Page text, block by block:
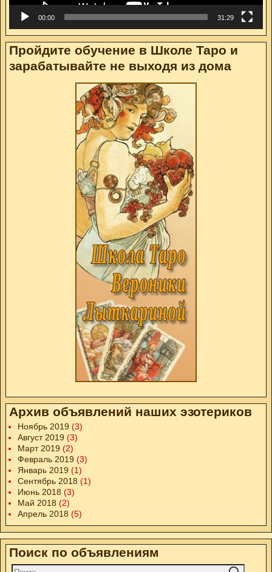
00:00 31:29
Пройдите обучение в Школе Таро и
зарабатывайте не выходя из дома
Архив объявлений наших эзотериков
Ноябрь 2019 (3)
Август 2019 (3)
Март 2019 (2)
Февраль 2019 (3)
Январь 2019 (1)
Сентябрь 2018 (1)
Июнь 2018 (3)
Май 2018 (2)
Апрель 2018 (5)
Поиск по объявлениям